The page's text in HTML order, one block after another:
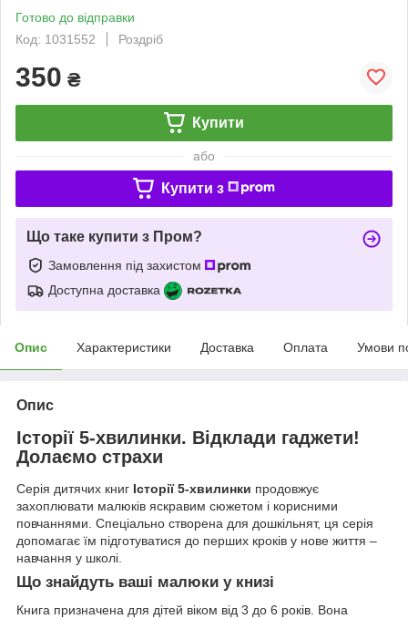
Готово до відправки
Код: 1031552
Роздріб
350 ₴
Купити
або
Купити з
Що таке купити з Пром?
Замовлення під захистом
Доступна доставка
Опис Характеристики Доставка Оплата Умови
Опис
Історії 5-хвилинки. Відклади гаджети!
Долаємо страхи
Серія дитячих книг Історії 5-хвилинки продовжує
захоплювати малюків яскравим сюжетом і корисними
повчаннями. Спеціально створена для дошкільнят, ця серія
допомагає їм підготуватися до перших кроків у нове життя –
навчання у школі.
Що знайдуть ваші малюки у книзі
Книга призначена для дітей віком від 3 до 6 років. Вона